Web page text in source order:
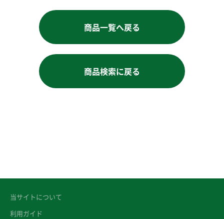
商品一覧へ戻る
商品検索に戻る
当サイトについて
利用ガイド